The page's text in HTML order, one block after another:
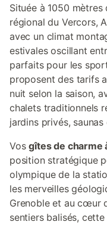
Située à 1050
régional du Vercors,
avec un climat
estivales oscillant
parfaits pour les
proposent des tarifs
nuit selon la saison,
chalets traditionnels
jardins privés,
Vosgîtes de charme
position stratégique
olympique de la
les merveilles
Grenoble et au cœur
sentiers balisés,